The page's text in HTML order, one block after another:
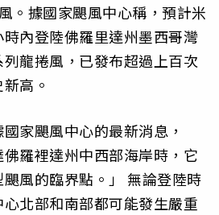
。據國家颶風中心稱，預計米
內登陸佛羅里達州墨西哥灣
龍捲風，已發布超過上百次
高。
家颶風中心的最新消息，
佛羅裡達州中西部海岸時，它
風的臨界點。」 無論登陸時
北部和南部都可能發生嚴重